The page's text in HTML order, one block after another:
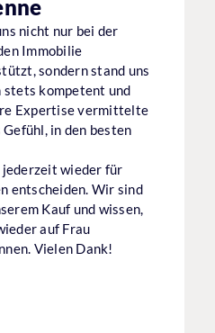
nicht nur bei der
Immobilie
sondern stand uns
stets kompetent und
Expertise vermittelte
in den besten
jederzeit wieder für
entscheiden. Wir sind
Kauf und wissen,
auf Frau
Vielen Dank!